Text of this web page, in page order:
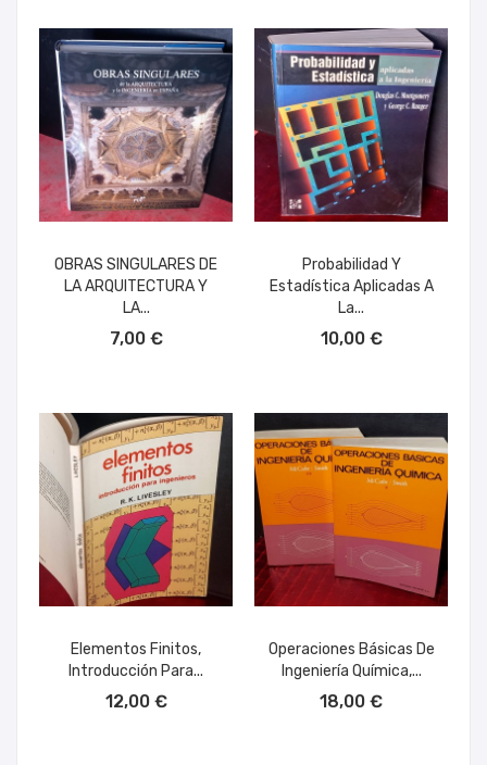
OBRAS SINGULARES DE
LA ARQUITECTURA Y
LA...
7,00 €
Probabilidad Y
Estadística Aplicadas A
La...
10,00 €
Elementos Finitos,
Introducción Para...
12,00 €
Operaciones Básicas De
Ingeniería Química,...
18,00 €